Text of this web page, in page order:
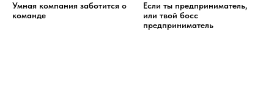
Умная компания заботится о
команде
Если ты предприниматель,
или твой босс
предприниматель